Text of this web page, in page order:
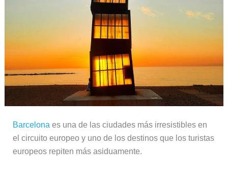
Barcelona es una de las ciudades más irresistibles en
el circuito europeo y uno de los destinos que los turistas
europeos repiten más asiduamente.